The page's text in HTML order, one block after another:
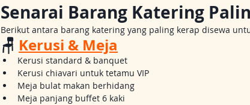
Senarai Barang Katering
Berikut antara barang katering yang paling kerap disewa
🪑 Kerusi & Meja
Kerusi standard & banquet
Kerusi chiavari untuk tetamu VIP
Meja bulat makan berhidang
Meja panjang buffet 6 kaki